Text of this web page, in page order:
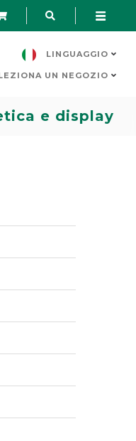
LINGUAGGIO
UN NEGOZIO
e display